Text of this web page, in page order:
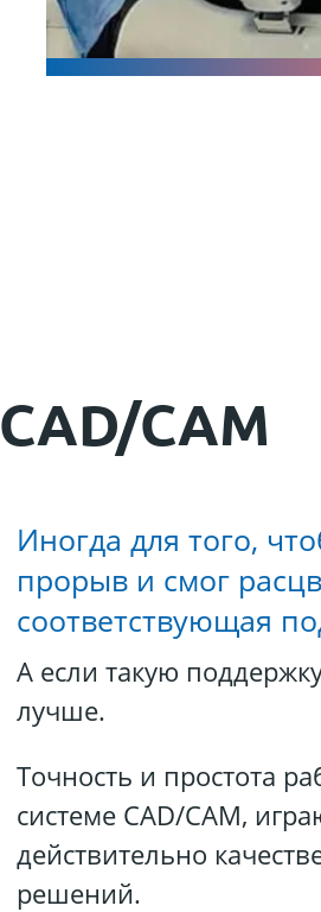
CAD/CAM
Иногда для того,
прорыв и смог
соответствующая
А если такую
лучше.
Точность и простота
системе CAD/CAM,
действительно
решений.